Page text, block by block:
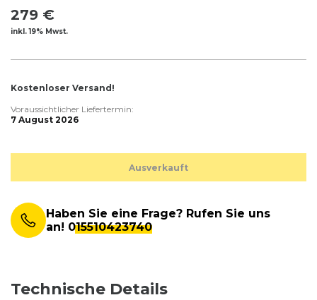
279 €
inkl. 19% Mwst.
Kostenloser Versand!
Voraussichtlicher Liefertermin:
7 August 2026
Ausverkauft
Haben Sie eine Frage? Rufen Sie uns
an! 015510423740
Technische Details